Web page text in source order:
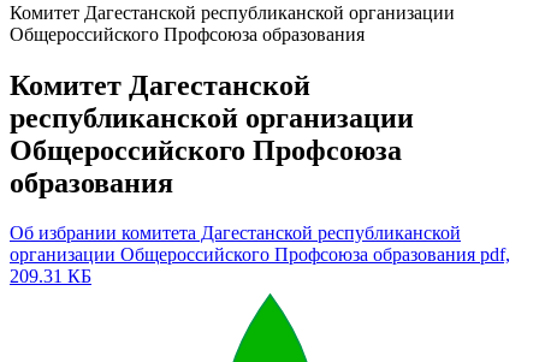
Комитет Дагестанской республиканской организации
Общероссийского Профсоюза образования
Комитет Дагестанской
республиканской организации
Общероссийского Профсоюза
образования
Об избрании комитета Дагестанской республиканской
организации Общероссийского Профсоюза образования pdf,
209.31 КБ